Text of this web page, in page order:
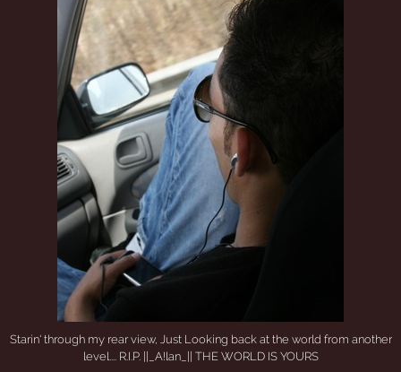
Starin' through my rear view, Just Looking back at the world from another
level.... R.I.P. ||_A!lan_|| THE WORLD IS YOURS